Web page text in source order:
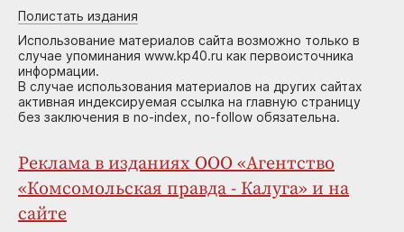
Полистать издания
Использование материалов сайта возможно только в
случае упоминания www.kp40.ru как первоисточника
информации.
В случае использования материалов на других сайтах
активная индексируемая ссылка на главную страницу
без заключения в no-index, no-follow обязательна.
Реклама в изданиях ООО «Агентство
«Комсомольская правда - Калуга» и на
сайте